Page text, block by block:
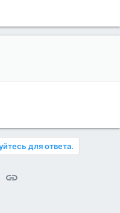
для ответа.
почта
Ссылка